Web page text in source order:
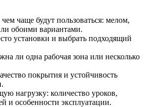
чаще будут пользоваться: мелом,
обоими вариантами.
установки и выбрать подходящий
ли одна рабочая зона или несколько
покрытия и устойчивость
нагрузку: количество уроков,
и особенности эксплуатации.